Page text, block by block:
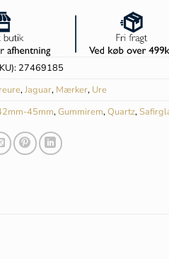
27469185
,Jaguar, Mærker, Ure
45mm,Gummirem,Quartz,